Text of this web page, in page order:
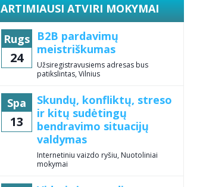
ARTIMIAUSI ATVIRI MOKYMAI
Rugs
24
B2B pardavimų
meistriškumas
Užsiregistravusiems adresas bus
patikslintas, Vilnius
Spa
13
Skundų, konfliktų, streso
ir kitų sudėtingų
bendravimo situacijų
valdymas
Internetiniu vaizdo ryšiu, Nuotoliniai
mokymai